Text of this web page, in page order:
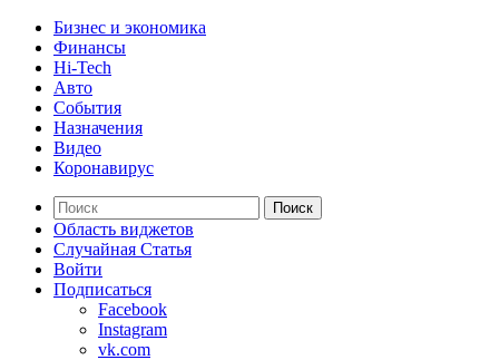
Бизнес и экономика
Финансы
Hi-Tech
Авто
События
Назначения
Видео
Коронавирус
Поиск
Область виджетов
Случайная Статья
Войти
Подписаться
Facebook
Instagram
vk.com